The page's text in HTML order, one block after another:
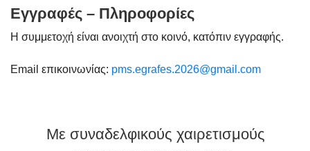
Εγγραφές – Πληροφορίες
Η συμμετοχή είναι ανοιχτή στο κοινό, κατόπιν εγγραφής.
Email επικοινωνίας: pms.egrafes.2026@gmail.com
Με συναδελφικούς χαιρετισμούς